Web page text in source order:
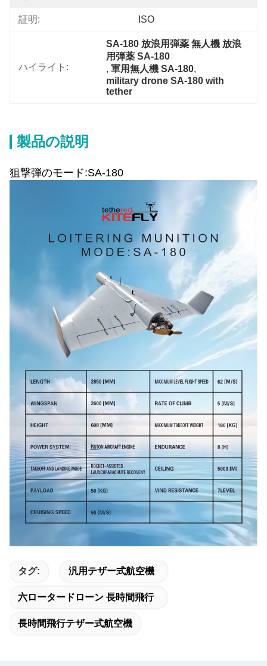
証明: ISO
ハイライト:
SA-180 放浪用弾薬 無人機 放浪
用弾薬 SA-180
, 軍用無人機 SA-180,
military drone SA-180 with
tether
製品の説明
狙撃弾のモード:SA-180
タグ: 汎用テザー式航空機
六ロータードローン 長時間飛行
長時間飛行テザー式航空機